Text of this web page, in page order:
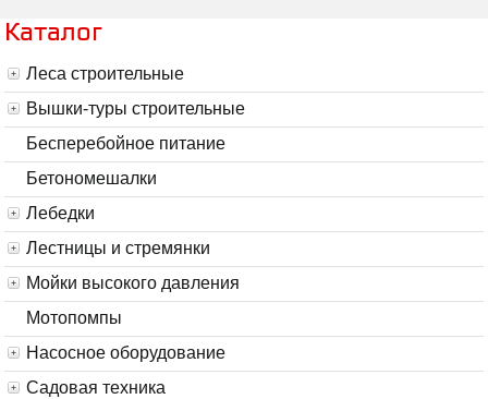
Каталог
Леса строительные
Вышки-туры строительные
Бесперебойное питание
Бетономешалки
Лебедки
Лестницы и стремянки
Мойки высокого давления
Мотопомпы
Насосное оборудование
Садовая техника